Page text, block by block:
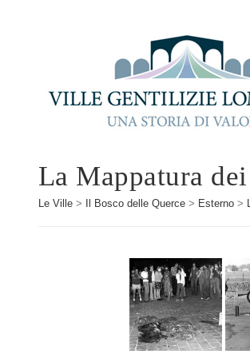
La Mappatura
Le Ville> Il Bosco delle Querce> Esterno>